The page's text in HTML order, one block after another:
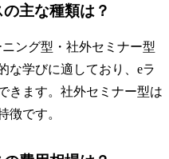
主な種類は？
ング型・社外セミナー型
な学びに適しており、eラ
きます。社外セミナー型は
徴です。